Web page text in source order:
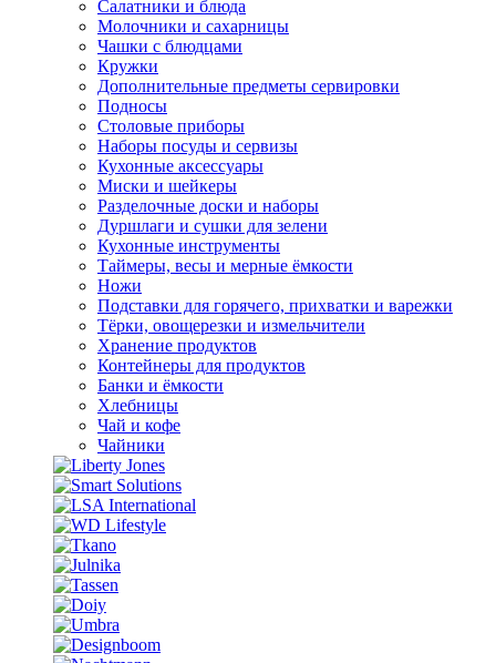
Салатники и блюда
Молочники и сахарницы
Чашки с блюдцами
Кружки
Дополнительные предметы сервировки
Подносы
Столовые приборы
Наборы посуды и сервизы
Кухонные аксессуары
Миски и шейкеры
Разделочные доски и наборы
Дуршлаги и сушки для зелени
Кухонные инструменты
Таймеры, весы и мерные ёмкости
Ножи
Подставки для горячего, прихватки и варежки
Тёрки, овощерезки и измельчители
Хранение продуктов
Контейнеры для продуктов
Банки и ёмкости
Хлебницы
Чай и кофе
Чайники